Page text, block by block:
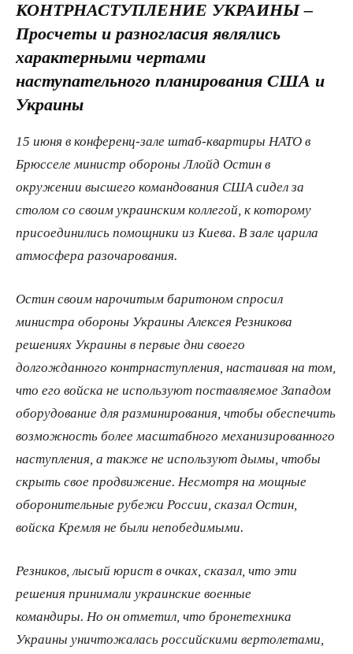
КОНТРНАСТУПЛЕНИЕ УКРАИНЫ –
Просчеты и разногласия являлись
характерными чертами
наступательного планирования США и
Украины
15 июня в конференц-​зале штаб-​квартиры НАТО в
Брюсселе министр обороны Ллойд Остин в
окружении высшего командования США сидел за
столом со своим украинским коллегой, к которому
присоединились помощники из Киева. В зале царила
атмосфера разочарования.
Остин своим нарочитым баритоном спросил
министра обороны Украины Алексея Резникова
решениях Украины в первые дни своего
долгожданного контрнаступления, настаивая на том,
что его войска не используют поставляемое Западом
оборудование для разминирования, чтобы обеспечить
возможность более масштабного механизированного
наступления, а также не используют дымы, чтобы
скрыть свое продвижение. Несмотря на мощные
оборонительные рубежи России, сказал Остин,
войска Кремля не были непобедимыми.
Резников, лысый юрист в очках, сказал, что эти
решения принимали украинские военные
командиры. Но он отметил, что бронетехника
Украины уничтожалась российскими вертолетами,